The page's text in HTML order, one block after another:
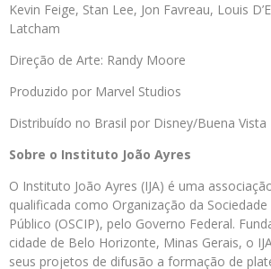
Kevin Feige, Stan Lee, Jon Favreau, Louis
Latcham
Direção de Arte: Randy Moore
Produzido por Marvel Studios
Distribuído no Brasil por Disney/Buena Vista
Sobre o Instituto João Ayres
O Instituto João Ayres (IJA) é uma
qualificada como Organização da Sociedade
Público (OSCIP), pelo Governo Federal.
cidade de Belo Horizonte, Minas Gerais, o
seus projetos de difusão a formação de